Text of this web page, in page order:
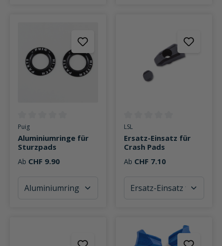
Durchschnittliche Bewertung von 0 von 5 Sternen
Puig
Aluminiumringe für
Sturzpads
Ab CHF 9.90
Durchschnittliche Bewertung
LSL
Ersatz-Einsatz für
Crash Pads
Ab CHF 7.10